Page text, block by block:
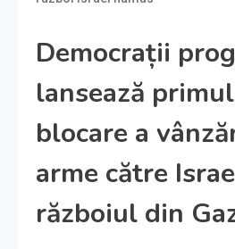
Democrații
lansează
blocare a
arme către
războiul din